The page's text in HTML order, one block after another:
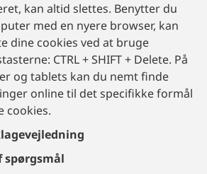
kan altid slettes. Benytter du
med en nyere browser, kan
dine cookies ved at bruge
CTRL + SHIFT + Delete. På
og tablets kan du nemt finde
online til det specifikke formål
cookies.